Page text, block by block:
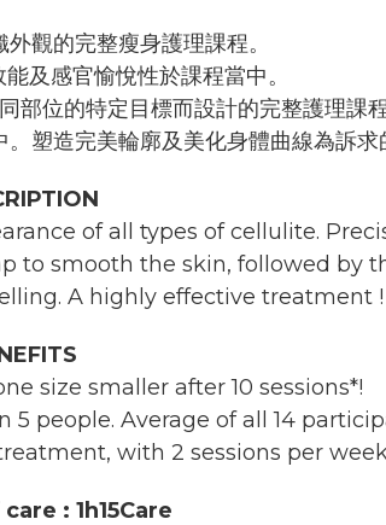
觀的完整瘦身護理課程。
及感官愉悅性於課程當中。
部位的特定目標而設計的完整護理課程
塑造完美輪廓及美化身體曲線為訴求
of all types of cellulite.
smooth the skin, followed by
A highly effective treatment !
size smaller after 10 sessions*!
people. Average of all 14
with 2 sessions per
: 1h15Care